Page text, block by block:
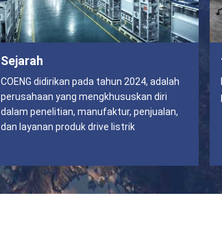
Sejarah
COENG didirikan pada tahun 2024, adalah
perusahaan yang mengkhususkan diri
dalam penelitian, manufaktur, penjualan,
dan layanan produk drive listrik